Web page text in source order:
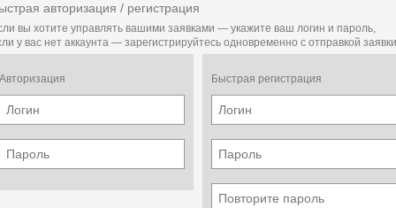
345
авторизация / регистрация
вы хотите управлять вашими заявками — укажите ваш логин и пароль,
у вас нет аккаунта — зарегистрируйтесь одновременно с отправкой
Авторизация Быстрая регистрация